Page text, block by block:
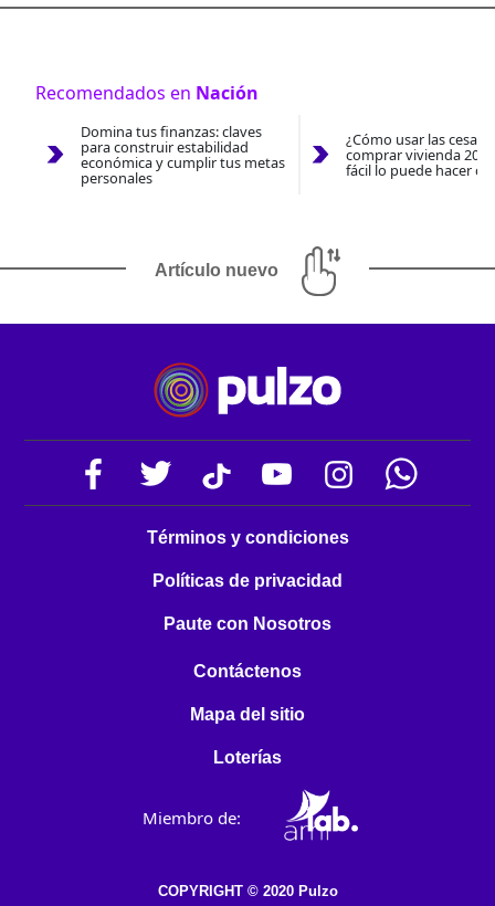
Recomendados en Nación
Domina tus finanzas: claves
para construir estabilidad
económica y cumplir tus metas
personales
¿Cómo usar las
comprar vivienda
fácil lo puede hacer
Artículo nuevo
Términos y condiciones
Políticas de privacidad
Paute con Nosotros
Contáctenos
Mapa del sitio
Loterías
Miembro de:
COPYRIGHT © 2020 Pulzo